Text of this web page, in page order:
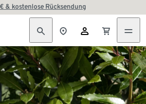
& kostenlose Rücksendung